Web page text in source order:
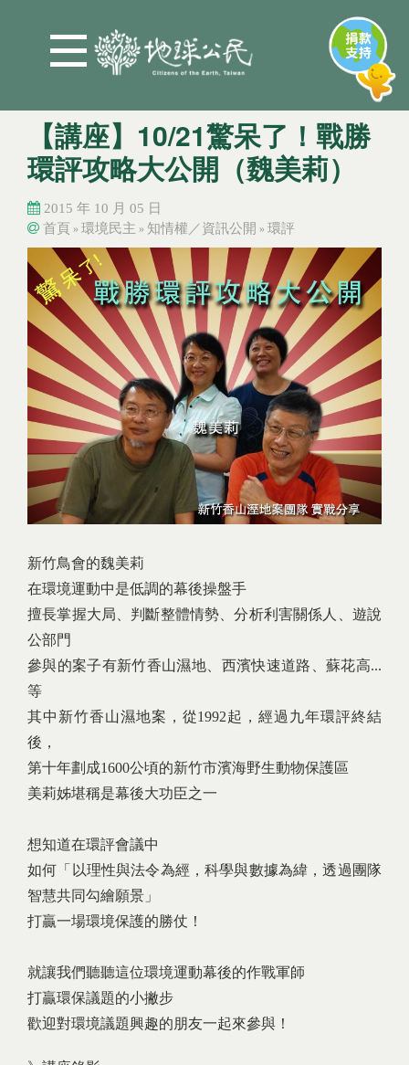
【講座】10/21驚呆了！戰勝
環評攻略大公開（魏美莉）
2015 年 10 月 05 日
您在這裡
首頁 » 環境民主 » 知情權／資訊公開 » 環評
您在這裡
新竹鳥會的魏美莉
在環境運動中是低調的幕後操盤手
擅長掌握大局、判斷整體情勢、分析利害關係人、遊說
公部門
參與的案子有新竹香山濕地、西濱快速道路、蘇花高...
等
其中新竹香山濕地案，從1992起，經過九年環評終結
後，
第十年劃成1600公頃的新竹市濱海野生動物保護區
美莉姊堪稱是幕後大功臣之一
想知道在環評會議中
如何「以理性與法令為經，科學與數據為緯，透過團隊
智慧共同勾繪願景」
打贏一場環境保護的勝仗！
就讓我們聽聽這位環境運動幕後的作戰軍師
打贏環保議題的小撇步
歡迎對環境議題興趣的朋友一起來參與！